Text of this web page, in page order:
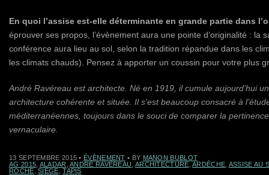
En quoi l’assise est-elle déterminante en grande partie dans
éprouver ses propos, l’évènement aura une pointe d’originalité : la
conférence aura lieu au sol, selon la tradition répandue dans les
les climats chauds). Pensez à apporter un coussin pour votre plus
André Ravéreau est architecte. Né en 1919, il cumule aujourd’hui
architecture cohérente et située. Il s’est beaucoup consacré à
méditerranéennes, toujours dans le souci de comparer la
vernaculaire.
13 SEPTEMBRE 2015 • ÉVÈNEMENT • BY MANON BUBLOT
AG 2015 ALADAR ,ANDRÉ RAVÉREAU ARCHITECTURE ,ARDÈCHE ASSISE AU
ROCHE ,SIÈGE ,TAPIS